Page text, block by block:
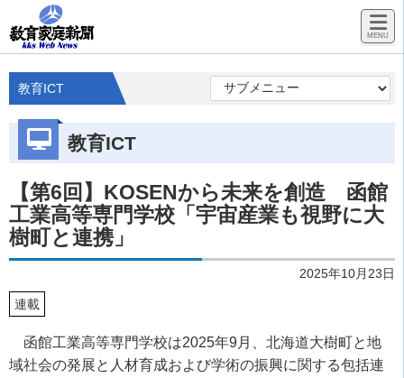
教育ICT
教育ICT
【第6回】KOSENから未来を創造 函館
工業高等専門学校「宇宙産業も視野に大
樹町と連携」
2025年10月23日
連載
函館工業高等専門学校は2025年9月、北海道大樹町と地
域社会の発展と人材育成および学術の振興に関する包括連